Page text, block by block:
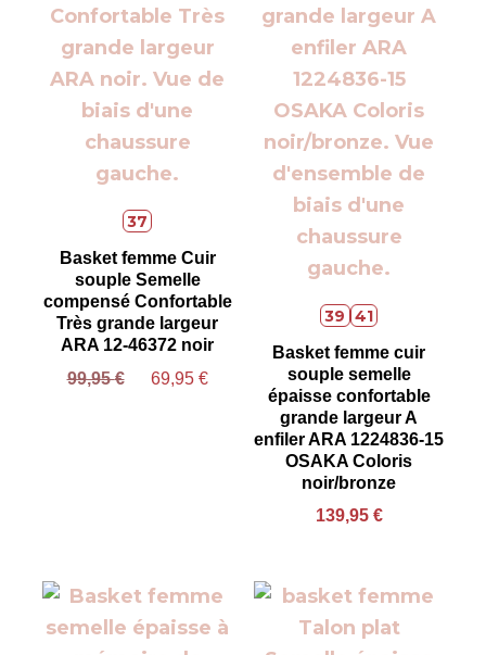
37
Basket femme Cuir
souple Semelle
compensé Confortable
Très grande largeur
ARA 12-46372 noir
99,95€ 69,95 €
39 41
Basket femme cuir
souple semelle
épaisse confortable
grande largeur A
enfiler ARA 1224836-15
OSAKA Coloris
noir/bronze
139,95 €